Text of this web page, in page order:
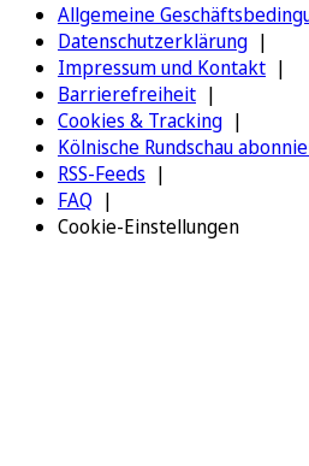
Allgemeine
Datenschutzerklärung
Impressum und Kontakt
Barrierefreiheit
Cookies & Tracking
Kölnische Rundschau
RSS-Feeds
FAQ
Cookie-Einstellungen